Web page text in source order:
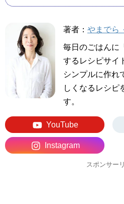
著者： やまでら
毎日のごはんに
するレシピサイ
シンプルに作れ
しくなるレシピ
す。
YouTube
Instagram
スポンサー